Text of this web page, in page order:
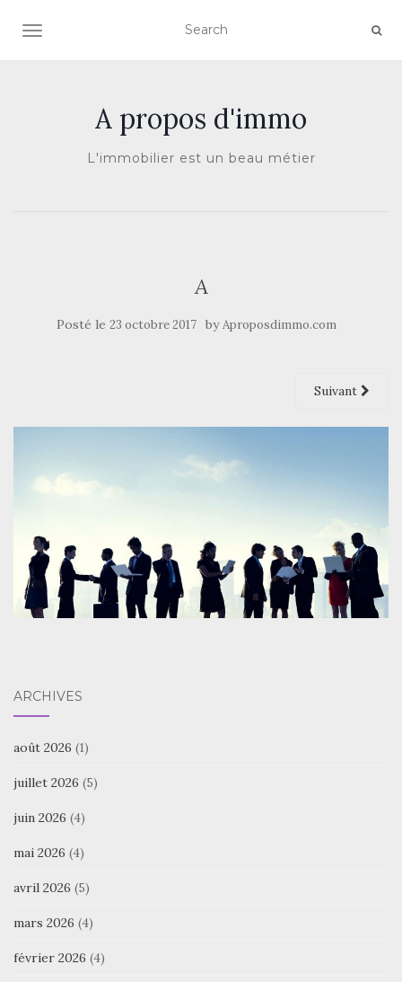
AFFICHER/MASQUER LA NAVIGATION
A propos d'immo
L'immobilier est un beau métier
A
Posté le 23 octobre 2017 byAproposdimmo.com
Suivant
ARCHIVES
août 2026 (1)
juillet 2026 (5)
juin 2026 (4)
mai 2026 (4)
avril 2026 (5)
mars 2026 (4)
février 2026 (4)